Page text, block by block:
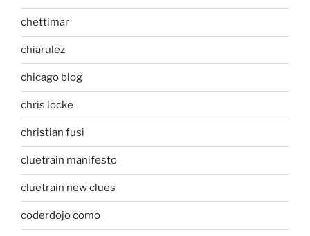
chettimar
chiarulez
chicago blog
chris locke
christian fusi
cluetrain manifesto
cluetrain new clues
coderdojo como